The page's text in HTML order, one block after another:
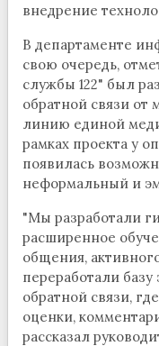
внедрение
В департаменте
свою очередь,
службы 122" был
обратной связи от
линию единой
рамках проекта у
появилась
неформальный и
"Мы разработали
расширенное
общения,
переработали
обратной связи,
оценки,
рассказал